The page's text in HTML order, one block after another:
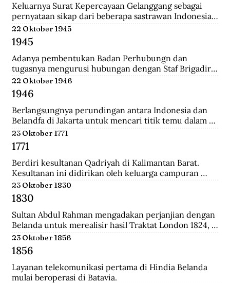
Keluarnya Surat Kepercayaan Gelanggang sebagai
pernyataan sikap dari beberapa sastrawan Indonesia
yang menginginkan untuk menjaga kebudayaan
Indonesia diantaranya Asrul Sani dan Rivai Apin.
Sehingga revolusi harus mempunyai nilai baru yang
bisa menjadi kebudayaan rayat dengan sifatnya
sendiri.
22 Oktober 1945
1945
Adanya pembentukan Badan Perhubungn dan
tugasnya mengurusi hubungan dengan Staf Brigadir
Jenderal N Mac Donalnd, Komandan Brigade Infanteri
India ke 37 yang menjadi penguasa tertinggi di
Bandung. Melalui badan ini, Inggris meminta
Indonesia sepakat mengumpulkan seluruh
persenjataan untuk diserahakan kepadanya namun
ditolak dengan semangat revolusi.
22 Oktober 1946
1946
Berlangsungnya perundingan antara Indonesia dan
Belandfa di Jakarta untuk mencari titik temu dalam
penyelesaian masalah kedua negara. Namun gagal dan
dilanjutkan pada perundingan Linggarjati di Cirebon.
23 Oktober 1771
1771
Berdiri kesultanan Qadriyah di Kalimantan Barat.
Kesultanan ini didirikan oleh keluarga campuran
antara Arab, Melayu, Bugis dan Dayak. Kehidupan
pemerintahan kesultanan ini hanya berlangsung
relatif singkat, 179 tahun, dan hanya diperintah oleh 8
generasi sultan dan dinasti Al-Qadrie, sejak
kelahirannya 1771 sampai dengan Proklamasi
Kemerdekaan RI 1945. Pendiri kesultanan ini adalah
Syarif Abdurrahman Al-Qadrie, putera Sayyed
Hussein Al-Qadrie, atau Habib Hussein Al-Qadrie.
23 Oktober 1830
1830
Sultan Abdul Rahman mengadakan perjanjian dengan
Belanda untuk merealisir hasil Traktat London 1824,
isinya merupakan pengakuan Sultan bahwa
pemegang kekuasaan tertinggi adalah Pemerintahan
Hindia Belanda.
23 Oktober 1856
1856
Layanan telekomunikasi pertama di Hindia Belanda
mulai beroperasi di Batavia.